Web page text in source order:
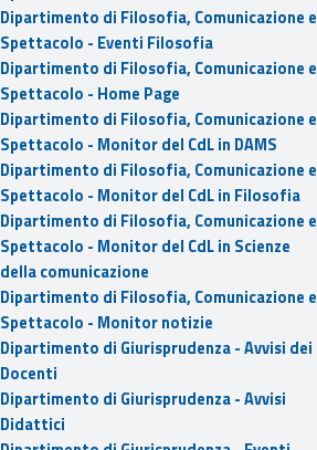
Dipartimento di Filosofia, Comunicazione e
Spettacolo - Eventi Filosofia
Dipartimento di Filosofia, Comunicazione e
Spettacolo - Home Page
Dipartimento di Filosofia, Comunicazione e
Spettacolo - Monitor del CdL in DAMS
Dipartimento di Filosofia, Comunicazione e
Spettacolo - Monitor del CdL in Filosofia
Dipartimento di Filosofia, Comunicazione e
Spettacolo - Monitor del CdL in Scienze
della comunicazione
Dipartimento di Filosofia, Comunicazione e
Spettacolo - Monitor notizie
Dipartimento di Giurisprudenza - Avvisi dei
Docenti
Dipartimento di Giurisprudenza - Avvisi
Didattici